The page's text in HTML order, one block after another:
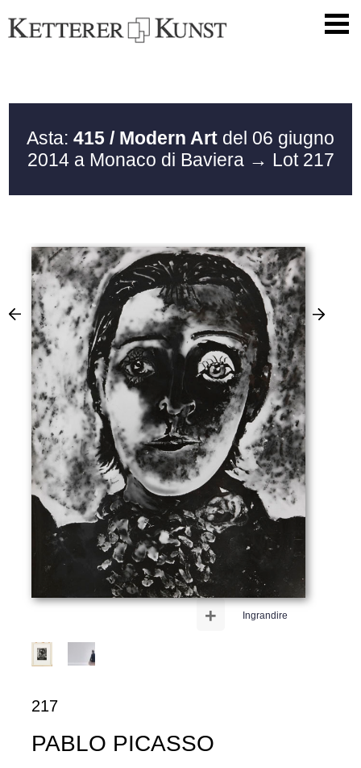
Asta: 415 / Modern Art del 06 giugno
2014 a Monaco di Baviera → Lot 217
Ingrandire
+
217
PABLO PICASSO